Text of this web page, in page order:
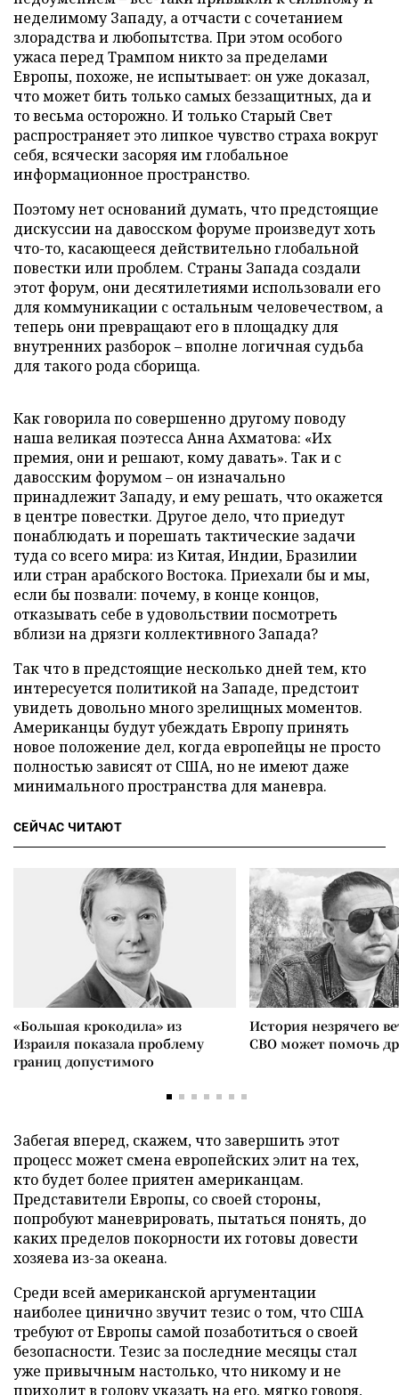
неделимому Западу, а отчасти с сочетанием
злорадства и любопытства. При этом особого
ужаса перед Трампом никто за пределами
Европы, похоже, не испытывает: он уже доказал,
что может бить только самых беззащитных, да и
то весьма осторожно. И только Старый Свет
распространяет это липкое чувство страха вокруг
себя, всячески засоряя им глобальное
информационное пространство.
Поэтому нет оснований думать, что предстоящие
дискуссии на давосском форуме произведут хоть
что-то, касающееся действительно глобальной
повестки или проблем. Страны Запада создали
этот форум, они десятилетиями использовали его
для коммуникации с остальным человечеством, а
теперь они превращают его в площадку для
внутренних разборок – вполне логичная судьба
для такого рода сборища.
Как говорила по совершенно другому поводу
наша великая поэтесса Анна Ахматова: «Их
премия, они и решают, кому давать». Так и с
давосским форумом – он изначально
принадлежит Западу, и ему решать, что окажется
в центре повестки. Другое дело, что приедут
понаблюдать и порешать тактические задачи
туда со всего мира: из Китая, Индии, Бразилии
или стран арабского Востока. Приехали бы и мы,
если бы позвали: почему, в конце концов,
отказывать себе в удовольствии посмотреть
вблизи на дрязги коллективного Запада?
Так что в предстоящие несколько дней тем, кто
интересуется политикой на Западе, предстоит
увидеть довольно много зрелищных моментов.
Американцы будут убеждать Европу принять
новое положение дел, когда европейцы не просто
полностью зависят от США, но не имеют даже
минимального пространства для маневра.
СЕЙЧАС ЧИТАЮТ
«Большая крокодила» из
Израиля показала проблему
границ допустимого
История незрячего
СВО может помочь
Забегая вперед, скажем, что завершить этот
процесс может смена европейских элит на тех,
кто будет более приятен американцам.
Представители Европы, со своей стороны,
попробуют маневрировать, пытаться понять, до
каких пределов покорности их готовы довести
хозяева из-за океана.
Среди всей американской аргументации
наиболее цинично звучит тезис о том, что США
требуют от Европы самой позаботиться о своей
безопасности. Тезис за последние месяцы стал
уже привычным настолько, что никому и не
приходит в голову указать на его, мягко говоря,